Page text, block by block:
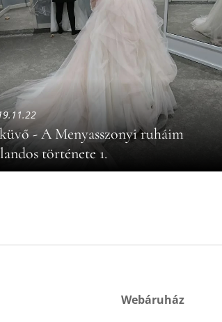
- A Menyasszonyi ruháim
története 1.
Webáruház